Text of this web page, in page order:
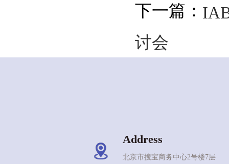
下一篇：
讨会
Address
北京市搜宝商务中心2号楼7层